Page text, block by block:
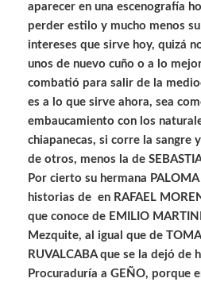
aparecer en una escenografía
perder estilo y mucho menos
intereses que sirve hoy, quizá
unos de nuevo cuño o a lo
combatió para salir de la
es a lo que sirve ahora, sea
embaucamiento con los
chiapanecas, si corre la sangre
de otros, menos la de
Por cierto su hermana
historias de en RAFAEL
que conoce de EMILIO
Mezquite, al igual que de
RUVALCABA que se la dejó de
Procuraduría a GEÑO, porque